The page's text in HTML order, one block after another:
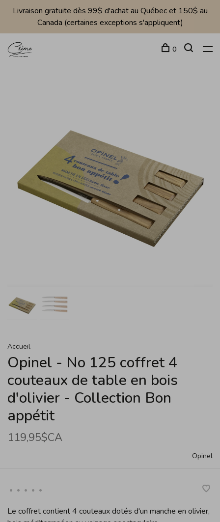
Livraison gratuite dès 99$ d'achat au Québec et 150$ au
Canada (certaines exceptions s'appliquent)
0
Accueil
Opinel - No 125 coffret 4
couteaux de table en bois
d'olivier - Collection Bon
appétit
119,95$CA
Opinel
• • • • •
Le coffret contient 4 couteaux dotés d'un manche en olivier,